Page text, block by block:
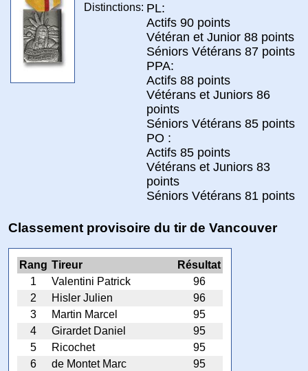
Distinctions: PL:
Actifs 90 points
Vétéran et Junior 88 points
Séniors Vétérans 87 points
PPA:
Actifs 88 points
Vétérans et Juniors 86
points
Séniors Vétérans 85 points
PO :
Actifs 85 points
Vétérans et Juniors 83
points
Séniors Vétérans 81 points
Classement provisoire du tir de Vancouver
Rang Tireur
Résultat
1
Valentini Patrick
96
2
Hisler Julien
96
3
Martin Marcel
95
4
Girardet Daniel
95
5
Ricochet
95
6
de Montet Marc
95